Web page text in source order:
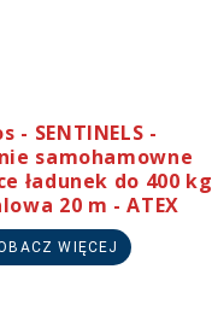
- SENTINELS -
samohamowne
ładunek do 400 kg
20 m - ATEX
WIĘCEJ